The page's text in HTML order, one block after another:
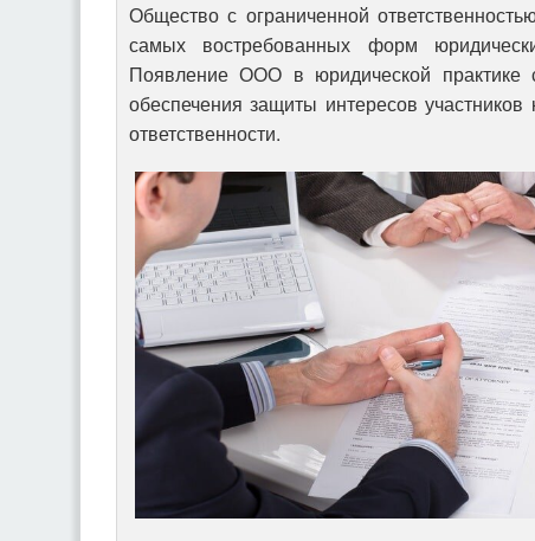
Общество с ограниченной
самых востребованных форм
Появление ООО в юридической практике
обеспечения защиты интересов
ответственности.